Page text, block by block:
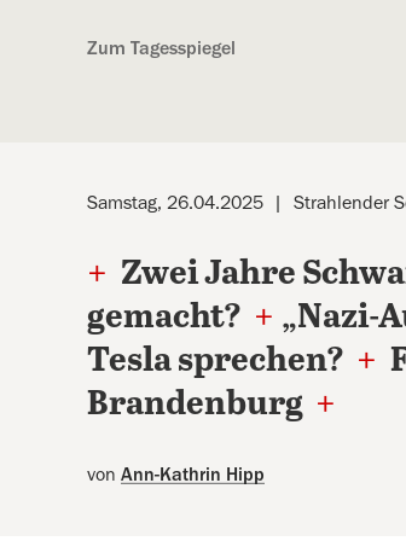
Zum Tagesspiegel
Samstag, 26.04.2025 Strahlender
+ Zwei Jahre
gemacht? + „Nazi-
Tesla sprechen? +
Brandenburg +
von Ann-Kathrin Hipp